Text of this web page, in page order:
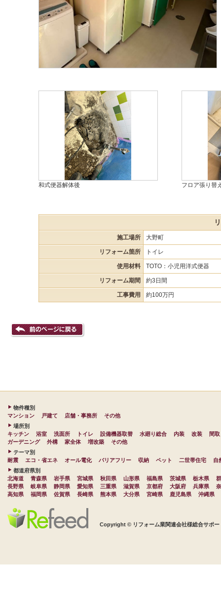
和式便器解体後 フロア張り替
施工場所 大野町
リフォーム箇所 トイレ
使用材料 TOTO：小児用洋式便器
リフォーム期間 約3日間
工事費用 約100万円
物件種別
マンション
戸建て 店舗・事務所
その他
場所別
キッチン
浴室 洗面所 トイレ 設備機器取替 水廻り総合 内装 改装
間
ガーデニング
外構 家全体 増改築
その他
テーマ別
耐震
エコ・省エネ オール電化 バリアフリー 収納 ペット 二世帯住宅
自
都道府県別
北海道
青森県 岩手県 宮城県 秋田県 山形県 福島県 茨城県 栃木県
長野県
岐阜県 静岡県 愛知県 三重県 滋賀県 京都府 大阪府 兵庫県
高知県
福岡県 佐賀県 長崎県 熊本県 大分県 宮崎県 鹿児島県 沖縄県
Copyright © リフォーム業関連会社様総合サポ